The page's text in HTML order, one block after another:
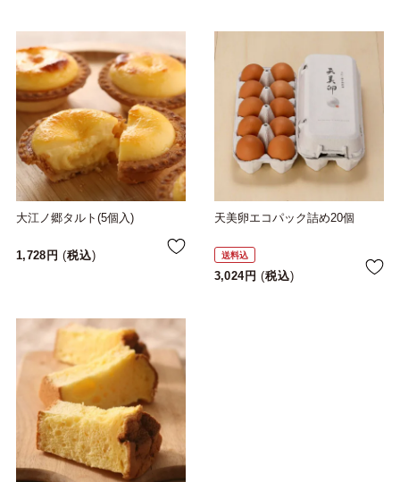
大江ノ郷タルト(5個入)
1,728 税込
天美卵エコパック詰め20個
送料込
3,024 税込